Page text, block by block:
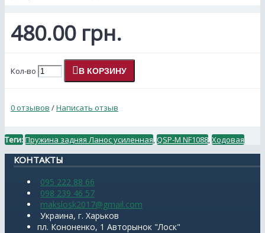
480.00 грн.
Кол-во В КОРЗИНУ
0 отзывов /Написать отзыв
Теги:Пружина задняя Ланос усиленная QSP-M NF1088 Ходовая
КОНТАКТЫ
095 222 88 66
098 239 46 57
makslosk2017@gmail.com
Украина, г. Харьков
пл. Кононенко, 1 Авторынок "Лоск"